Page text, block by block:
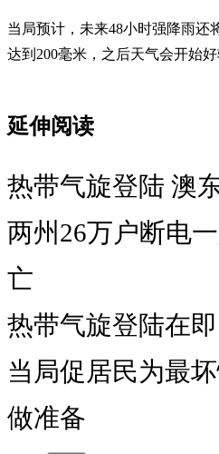
当局预计，未来48小时强降雨还
达到200毫米，之后天气会开始好
延伸阅读
热带气旋登陆 澳
两州26万户断电
亡
热带气旋登陆在
当局促居民为最
做准备